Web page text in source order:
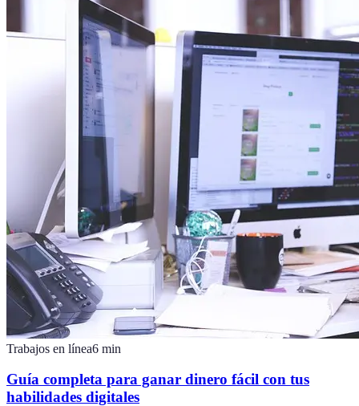
Trabajos en línea6 min
Guía completa para ganar dinero fácil con tus
habilidades digitales